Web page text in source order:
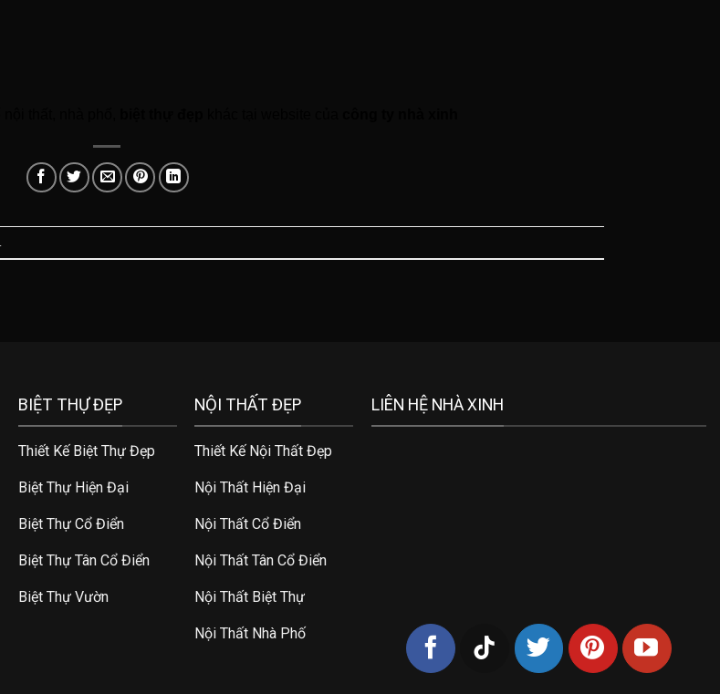
BIỆT THỰ ĐẸP
Thiết Kế Biệt Thự Đẹp
Biệt Thự Hiện Đại
Biệt Thự Cổ Điển
Biệt Thự Tân Cổ Điển
Biệt Thự Vườn
NỘI THẤT ĐẸP
Thiết Kế Nội Thất Đẹp
Nội Thất Hiện Đại
Nội Thất Cổ Điển
Nội Thất Tân Cổ Điển
Nội Thất Biệt Thự
Nội Thất Nhà Phố
LIÊN HỆ NHÀ XINH